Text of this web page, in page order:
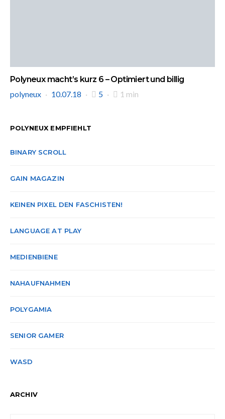
Polyneux macht’s kurz 6 – Optimiert und billig
polyneux
10.07.18 5 1 min
POLYNEUX EMPFIEHLT
BINARY SCROLL
GAIN MAGAZIN
KEINEN PIXEL DEN FASCHISTEN!
LANGUAGE AT PLAY
MEDIENBIENE
NAHAUFNAHMEN
POLYGAMIA
SENIOR GAMER
WASD
ARCHIV